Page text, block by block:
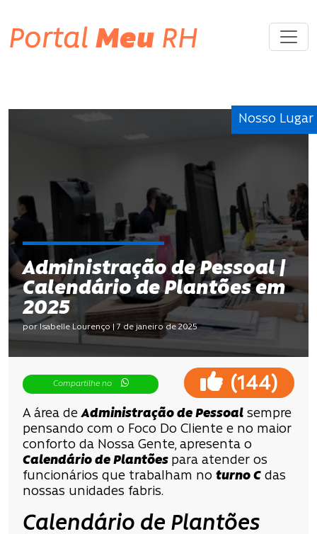
Portal Meu RH
Nosso Lugar
Administração de Pessoal |
Calendário de Plantões em
2025
por Isabelle Lourenço | 7 de janeiro de 2025
Compartilhe no (144)
A área deAdministração de Pessoal sempre
pensando com o Foco Do Cliente e no maior
conforto da Nossa Gente, apresenta o
Calendário de Plantões para atender os
funcionários que trabalham no turno C das
nossas unidades fabris.
Calendário de Plantões